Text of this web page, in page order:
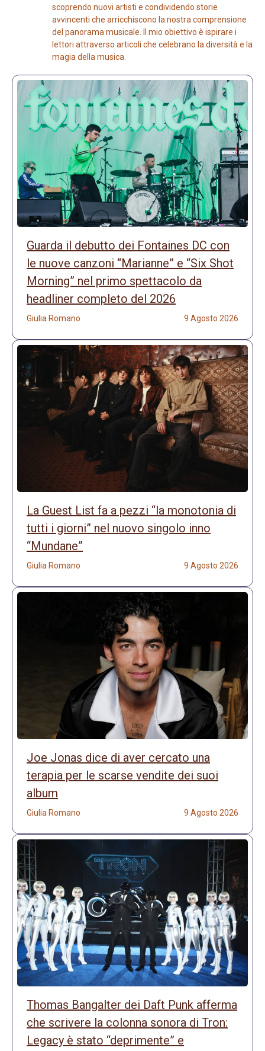
scoprendo nuovi artisti e condividendo storie
avvincenti che arricchiscono la nostra comprensione
del panorama musicale. Il mio obiettivo è ispirare i
lettori attraverso articoli che celebrano la diversità e la
magia della musica.
Guarda il debutto dei Fontaines DC con
le nuove canzoni “Marianne” e “Six Shot
Morning” nel primo spettacolo da
headliner completo del 2026
Giulia Romano 9 Agosto 2026
La Guest List fa a pezzi “la monotonia di
tutti i giorni” nel nuovo singolo inno
“Mundane”
Giulia Romano 9 Agosto 2026
Joe Jonas dice di aver cercato una
terapia per le scarse vendite dei suoi
album
Giulia Romano 9 Agosto 2026
Thomas Bangalter dei Daft Punk afferma
che scrivere la colonna sonora di Tron:
Legacy è stato “deprimente” e